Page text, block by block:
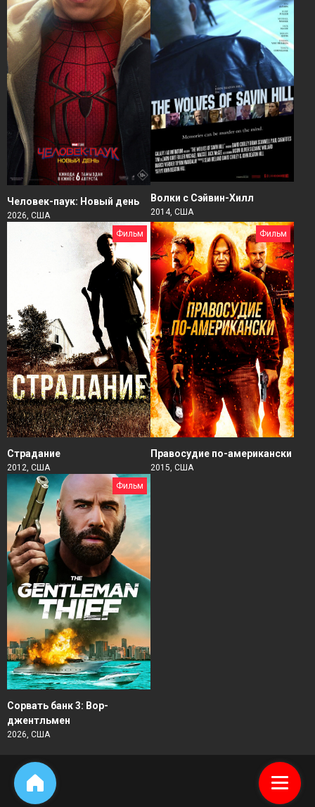
Человек-паук: Новый день
2026, США
Волки с Сэйвин-Хилл
2014, США
Фильм
Страдание
2012, США
Фильм
Правосудие по-американски
2015, США
Фильм
Сорвать банк 3: Вор-
джентльмен
2026, США